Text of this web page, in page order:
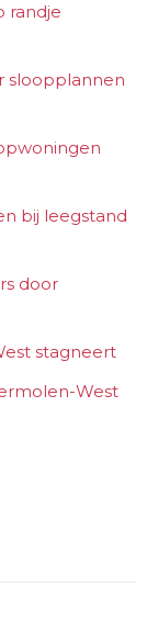
randje
sloopplannen
bij leegstand
door
stagneert
West